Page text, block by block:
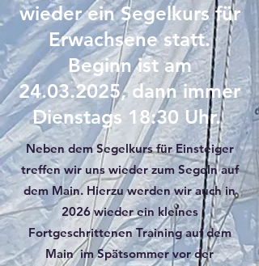
wieder ein Segelkurs für
Erwachsene statt.
Beginn ist am
24.03.2025, dann immer
Dienstags 18:30 Uhr.
Neben dem Segelkurs für Einsteiger
treffen wir uns wieder zum Segeln auf
dem Main. Hierzu werden wir auch in
2026 wieder ein kleines
Fortgeschrittenen Training auf dem
Main im Spätsommer vor der